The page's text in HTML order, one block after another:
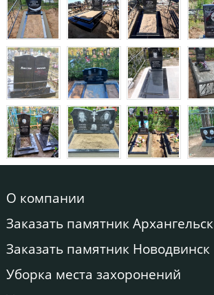
О компании
Заказать памятник Архангельск
Заказать памятник Новодвинск
Уборка места захоронений